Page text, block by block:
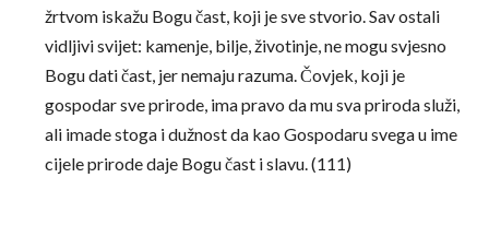
žrtvom iskažu Bogu čast, koji je sve stvorio. Sav ostali
vidljivi svijet: kamenje, bilje, životinje, ne mogu svjesno
Bogu dati čast, jer nemaju razuma. Čovjek, koji je
gospodar sve prirode, ima pravo da mu sva priroda služi,
ali imade stoga i dužnost da kao Gospodaru svega u ime
cijele prirode daje Bogu čast i slavu. (111)